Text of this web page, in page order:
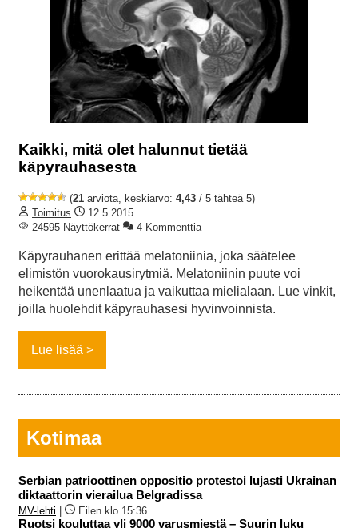
Kaikki, mitä olet halunnut tietää
käpyrauhasesta
(21 arviota, keskiarvo: 4,43 / 5 tähteä 5)
Toimitus
12.5.2015
24595 Näyttökerrat
4 Kommenttia
Käpyrauhanen erittää melatoniinia, joka säätelee
elimistön vuorokausirytmiä. Melatoniinin puute voi
heikentää unenlaatua ja vaikuttaa mielialaan. Lue vinkit,
joilla huolehdit käpyrauhasesi hyvinvoinnista.
Lue lisää
Kotimaa
Serbian patrioottinen oppositio protestoi lujasti Ukrainan
diktaattorin vierailua Belgradissa
MV-lehti Eilen klo 15:36
Ruotsi kouluttaa yli 9000 varusmiestä – Suurin luku